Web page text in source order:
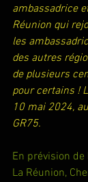
ambassadrice
Réunion qui
les
des autres
de plusieurs
pour certains !
10 mai 2024,
GR75.
En prévision de
La Réunion,